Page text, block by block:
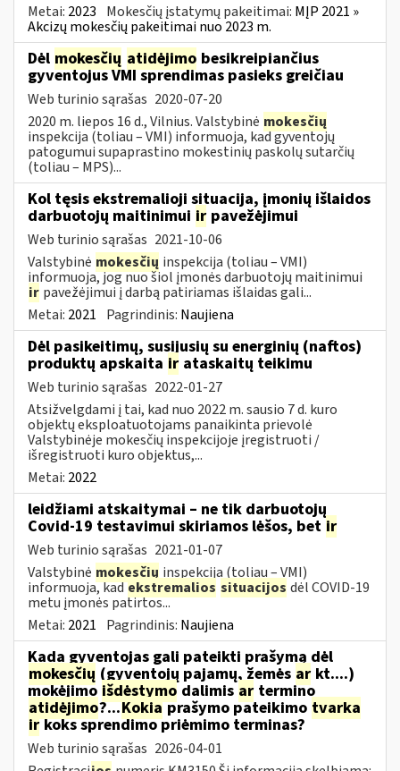
Metai: 2023 Mokesčių įstatymų pakeitimai: MĮP 2021 »
Akcizų mokesčių pakeitimai nuo 2023 m.
Dėl mokesčių atidėjimo besikreipiančius
gyventojus VMI sprendimas pasieks greičiau
Web turinio sąrašas 2020-07-20
2020 m. liepos 16 d., Vilnius. Valstybinė mokesčių
inspekcija (toliau – VMI) informuoja, kad gyventojų
patogumui supaprastino mokestinių paskolų sutarčių
(toliau – MPS)...
Kol tęsis ekstremalioji situacija, įmonių išlaidos
darbuotojų maitinimui ir pavežėjimui
Web turinio sąrašas 2021-10-06
Valstybinė mokesčių inspekcija (toliau – VMI)
informuoja, jog nuo šiol įmonės darbuotojų maitinimui
ir pavežėjimui į darbą patiriamas išlaidas gali...
Metai: 2021 Pagrindinis: Naujiena
Dėl pasikeitimų, susijusių su energinių (naftos)
produktų apskaita ir ataskaitų teikimu
Web turinio sąrašas 2022-01-27
Atsižvelgdami į tai, kad nuo 2022 m. sausio 7 d. kuro
objektų eksploatuotojams panaikinta prievolė
Valstybinėje mokesčių inspekcijoje įregistruoti /
išregistruoti kuro objektus,...
Metai: 2022
leidžiami atskaitymai – ne tik darbuotojų
Covid-19 testavimui skiriamos lėšos, bet ir
Web turinio sąrašas 2021-01-07
Valstybinė mokesčių inspekcija (toliau – VMI)
informuoja, kadekstremalios situacijos dėl COVID-19
metu įmonės patirtos...
Metai: 2021 Pagrindinis: Naujiena
Kada gyventojas gali pateikti prašymą dėl
mokesčių (gyventojų pajamų, žemės ar kt....)
mokėjimo išdėstymo dalimis ar termino
atidėjimo?...Kokiaprašymo pateikimo tvarka
irkoks sprendimo priėmimo terminas?
Web turinio sąrašas 2026-04-01